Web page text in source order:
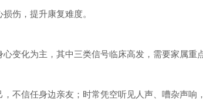
伤，提升康复难度。
化为主，其中三类信号临床高发，需要家属重点
信任身边亲友；时常凭空听见人声、嘈杂声响